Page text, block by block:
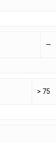
—
> 75